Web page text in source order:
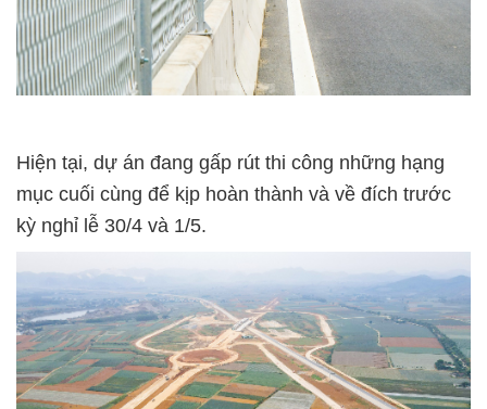
Hiện tại, dự án đang gấp rút thi công những hạng
mục cuối cùng để kịp hoàn thành và về đích trước
kỳ nghỉ lễ 30/4 và 1/5.